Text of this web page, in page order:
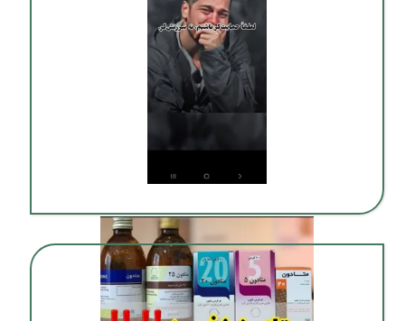
ترک اعتیاد بدون درد و خماری در شیراز